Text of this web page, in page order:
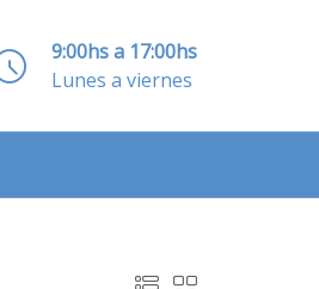
9:00hs a 17:00hs
Lunes a viernes